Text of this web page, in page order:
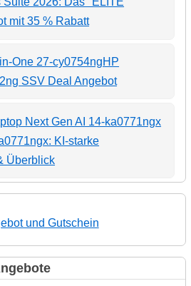
mit 35 % Rabatt
HP
SSV Deal Angebot
KI-starke
Überblick